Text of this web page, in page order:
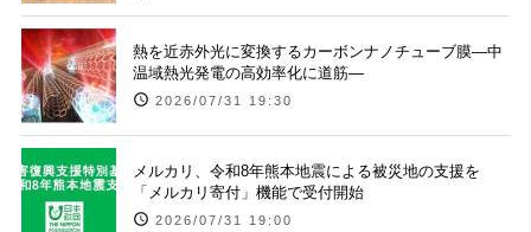
熱を近赤外光に変換するカーボンナノチューブ膜―中
温域熱光発電の高効率化に道筋―
2026/07/31 19:30
メルカリ、令和8年熊本地震による被災地の支援を
「メルカリ寄付」機能で受付開始
2026/07/31 19:00